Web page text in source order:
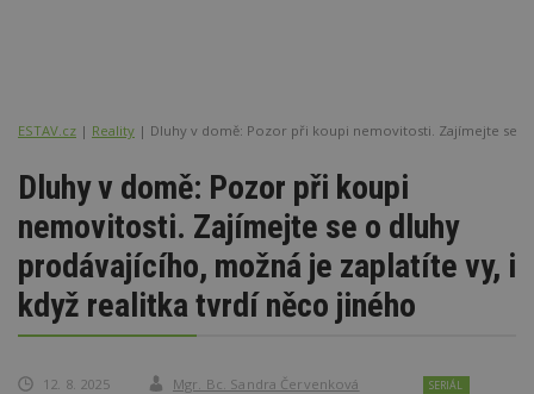
ESTAV.cz Reality Dluhy v domě: Pozor při koupi nemovitosti. Zajímejte se
Dluhy v domě: Pozor při koupi
nemovitosti. Zajímejte se o dluhy
prodávajícího, možná je zaplatíte vy, i
když realitka tvrdí něco jiného
12. 8. 2025 Mgr. Bc. Sandra Červenková SERIÁL